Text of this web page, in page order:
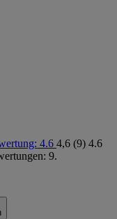
4.6 4,6 (9) 4.6
9.